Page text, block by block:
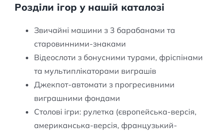
Розділи ігор у нашій каталозі
Звичайні машини з 3 барабанами та
старовинними-знаками
Відеослоти з бонусними турами, фріспінами
та мультиплікаторами виграшів
Джекпот-автомати з прогресивними
виграшними фондами
Столові ігри: рулетка (європейська-версія,
американська-версія, французький-